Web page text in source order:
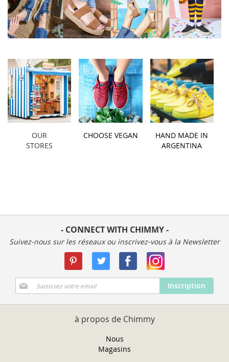
OUR
STORES
CHOOSE VEGAN
HAND MADE IN
ARGENTINA
- CONNECT WITH CHIMMY -
Suivez-nous sur les réseaux ou inscrivez-vous à la Newsletter
Inscription
à
notre
Inscription
à propos de Chimmy
Nous
Magasins